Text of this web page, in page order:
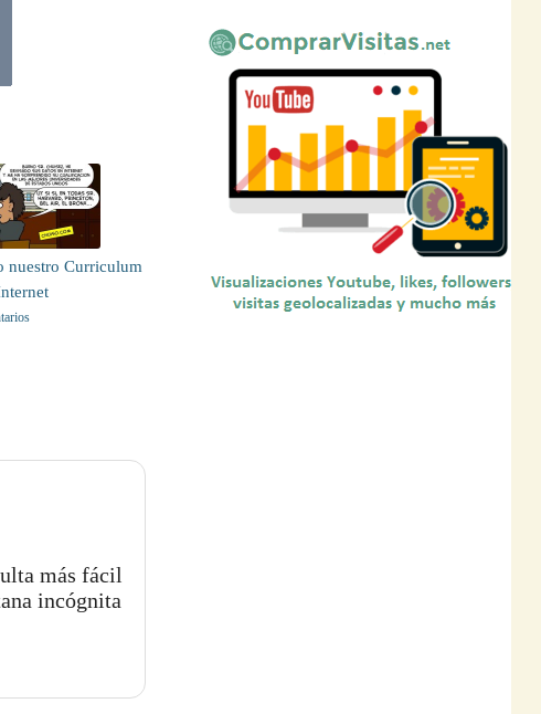
nuestro Curriculum
más fácil
incógnita